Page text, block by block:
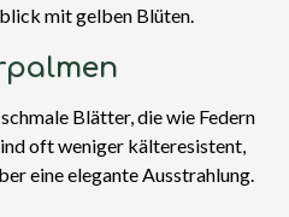
mit gelben Blüten.
Blätter, die wie Federn
oft weniger kälteresistent,
eine elegante Ausstrahlung.